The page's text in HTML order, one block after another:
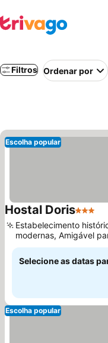
Filtros Ordenar por
Escolha popular
Hostal Doris3
Estabelecimento
modernas, Amigável
armazenamento e
Selecione as datas
Escolha popular